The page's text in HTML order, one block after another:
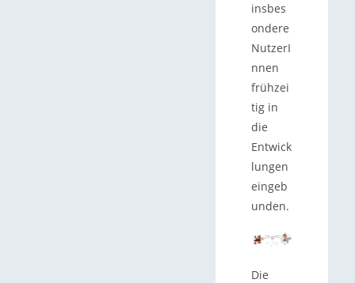
insbes
ondere
NutzerI
nnen
frühzei
tig in
die
Entwick
lungen
eingeb
unden.
Die